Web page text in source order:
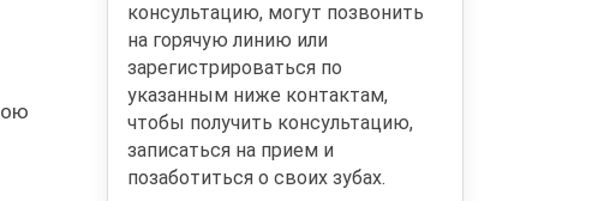
консультацию, могут позвонить
на горячую линию или
зарегистрироваться по
указанным ниже контактам,
чтобы получить консультацию,
записаться на прием и
позаботиться о своих зубах.